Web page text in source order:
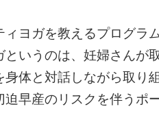
ヨガを教えるプログラ
いうのは、妊婦さんが
体と対話しながら取り
早産のリスクを伴うポ